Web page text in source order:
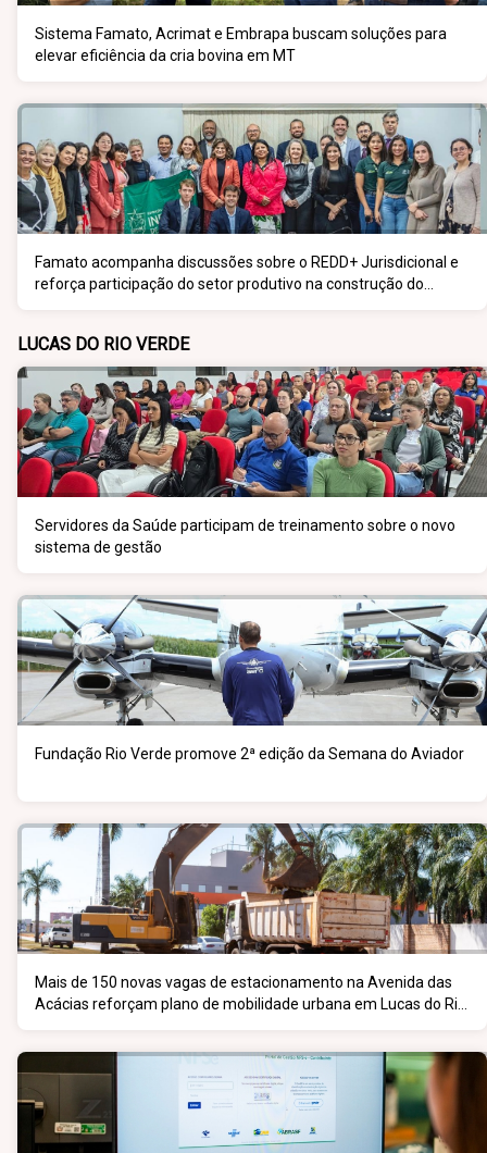
Sistema Famato, Acrimat e Embrapa buscam soluções para
elevar eficiência da cria bovina em MT
Famato acompanha discussões sobre o REDD+ Jurisdicional e
reforça participação do setor produtivo na construção do
LUCAS DO RIO VERDE
Servidores da Saúde participam de treinamento sobre o novo
sistema de gestão
Fundação Rio Verde promove 2ª edição da Semana do Aviador
Mais de 150 novas vagas de estacionamento na Avenida das
Acácias reforçam plano de mobilidade urbana em Lucas do Rio